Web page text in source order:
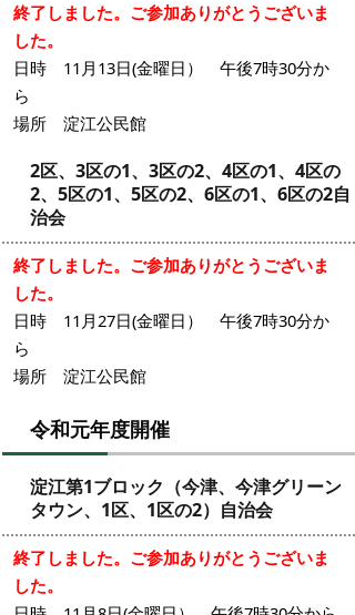
終了しました。ご参加ありがとうございま
した。
日時 11月13日(金曜日） 午後7時30分か
ら
場所 淀江公民館
2区、3区の1、3区の2、4区の1、4区の
2、5区の1、5区の2、6区の1、6区の2自
治会
終了しました。ご参加ありがとうございま
した。
日時 11月27日(金曜日） 午後7時30分か
ら
場所 淀江公民館
令和元年度開催
淀江第1ブロック（今津、今津グリーン
タウン、1区、1区の2）自治会
終了しました。ご参加ありがとうございま
した。